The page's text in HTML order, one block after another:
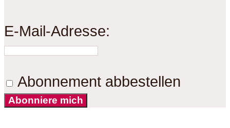
E-Mail-Adresse:
Abonnement abbestellen
Abonniere mich